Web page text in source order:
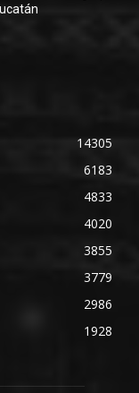
14305
6183
4833
4020
3855
3779
2986
1928